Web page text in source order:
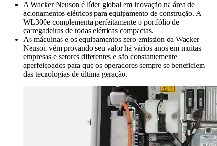
A Wacker Neuson é líder global em inovação na área de
acionamentos elétricos para equipamento de construção. A
WL300e complementa perfeitamente o portfólio de
carregadeiras de rodas elétricas compactas.
As máquinas e os equipamentos zero emission da Wacker
Neuson vêm provando seu valor há vários anos em muitas
empresas e setores diferentes e são constantemente
aperfeiçoados para que os operadores sempre se beneficiem
das tecnologias de última geração.